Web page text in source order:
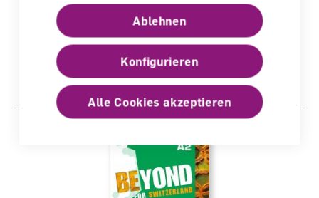
licence 1Y (extension-Code)
Arbeitsheft, Digital
lieferbar
CHF 33.00
Ablehnen
Konfigurieren
Alle Cookies akzeptieren